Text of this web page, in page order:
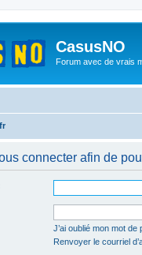
CasusNO
Forum avec de vrais
connecter afin de
J’ai oublié mon mot de
Renvoyer le courriel